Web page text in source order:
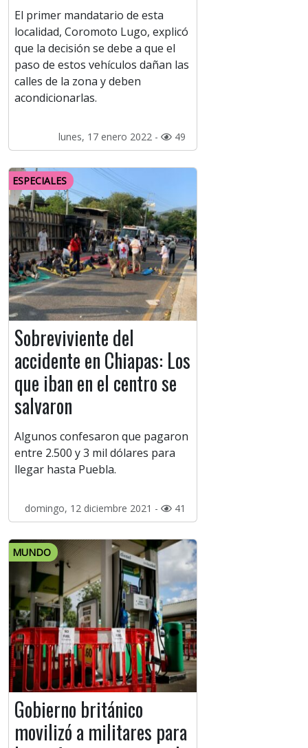
El primer mandatario de esta
localidad, Coromoto Lugo, explicó
que la decisión se debe a que el
paso de estos vehículos dañan las
calles de la zona y deben
acondicionarlas.
lunes, 17 enero 2022 - 49
ESPECIALES
Sobreviviente del
accidente en Chiapas: Los
que iban en el centro se
salvaron
Algunos confesaron que pagaron
entre 2.500 y 3 mil dólares para
llegar hasta Puebla.
domingo, 12 diciembre 2021 - 41
MUNDO
Gobierno británico
movilizó a militares para